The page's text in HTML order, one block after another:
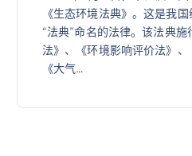
《生态环境法典》。这是我
“法典”命名的法律。该法典
法》、《环境影响评价法》、
《大气…